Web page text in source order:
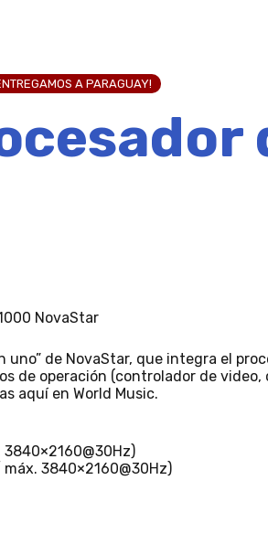
A PARAGUAY!
NovaStar
uno” de NovaStar, que integra el
de operación (controlador de
aquí en World Music.
máx. 3840×2160@30Hz)